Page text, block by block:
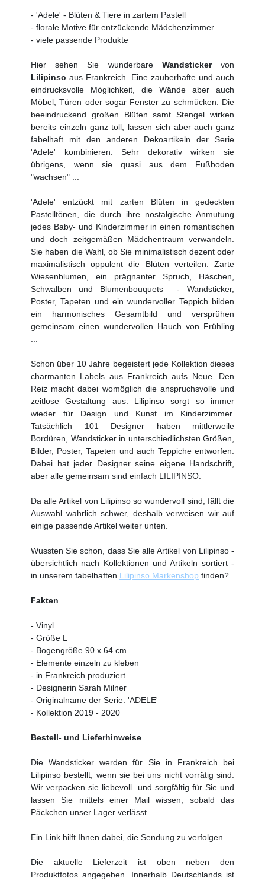
- 'Adele' - Blüten & Tiere in zartem Pastell
- florale Motive für entzückende Mädchenzimmer
- viele passende Produkte
Hier sehen Sie wunderbare Wandstickervon
Lilipinso aus Frankreich. Eine zauberhafte und auch
eindrucksvolle Möglichkeit, die Wände aber auch
Möbel, Türen oder sogar Fenster zu schmücken. Die
beeindruckend großen Blüten samt Stengel wirken
bereits einzeln ganz toll, lassen sich aber auch ganz
fabelhaft mit den anderen Dekoartikeln der Serie
'Adele' kombinieren. Sehr dekorativ wirken sie
übrigens, wenn sie quasi aus dem Fußboden
"wachsen" ...
'Adele' entzückt mit zarten Blüten in gedeckten
Pastelltönen, die durch ihre nostalgische Anmutung
jedes Baby- und Kinderzimmer in einen romantischen
und doch zeitgemäßen Mädchentraum verwandeln.
Sie haben die Wahl, ob Sie minimalistisch dezent oder
maximalistisch oppulent die Blüten verteilen. Zarte
Wiesenblumen, ein prägnanter Spruch, Häschen,
Schwalben und Blumenbouquets - Wandsticker,
Poster, Tapeten und ein wundervoller Teppich bilden
ein harmonisches Gesamtbild und versprühen
gemeinsam einen wundervollen Hauch von Frühling
Schon über 10 Jahre begeistert jede Kollektion dieses
charmanten Labels aus Frankreich aufs Neue. Den
Reiz macht dabei womöglich die anspruchsvolle und
zeitlose Gestaltung aus. Lilipinso sorgt so immer
wieder für Design und Kunst im Kinderzimmer.
Tatsächlich 101 Designer haben mittlerweile
Bordüren, Wandsticker in unterschiedlichsten Größen,
Bilder, Poster, Tapeten und auch Teppiche entworfen.
Dabei hat jeder Designer seine eigene Handschrift,
aber alle gemeinsam sind einfach LILIPINSO.
Da alle Artikel von Lilipinso so wundervoll sind, fällt die
Auswahl wahrlich schwer, deshalb verweisen wir auf
einige passende Artikel weiter unten.
Wussten Sie schon, dass Sie alle Artikel von Lilipinso -
übersichtlich nach Kollektionen und Artikeln sortiert -
in unserem fabelhaften Lilipinso Markenshop finden?
Fakten
- Vinyl
- Größe L
- Bogengröße 90 x 64 cm
- Elemente einzeln zu kleben
- in Frankreich produziert
- Designerin Sarah Milner
- Originalname der Serie: 'ADELE'
- Kollektion 2019 - 2020
Bestell- und Lieferhinweise
Die Wandsticker werden für Sie in Frankreich bei
Lilipinso bestellt, wenn sie bei uns nicht vorrätig sind.
Wir verpacken sie liebevoll und sorgfältig für Sie und
lassen Sie mittels einer Mail wissen, sobald das
Päckchen unser Lager verlässt.
Ein Link hilft Ihnen dabei, die Sendung zu verfolgen.
Die aktuelle Lieferzeit ist oben neben den
Produktfotos angegeben. Innerhalb Deutschlands ist